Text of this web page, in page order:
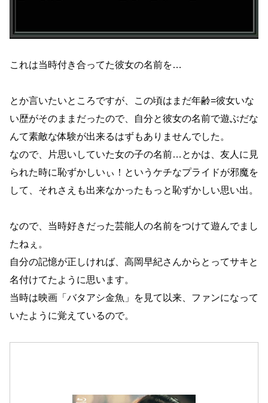
これは当時付き合ってた彼女の名前を…
とか言いたいところですが、この頃はまだ年齢=彼女いな
い歴がそのままだったので、自分と彼女の名前で遊ぶだな
んて素敵な体験が出来るはずもありませんでした。
なので、片思いしていた女の子の名前…とかは、友人に見
られた時に恥ずかしいぃ！というケチなプライドが邪魔を
して、それさえも出来なかったもっと恥ずかしい思い出。
なので、当時好きだった芸能人の名前をつけて遊んでまし
たねぇ。
自分の記憶が正しければ、高岡早紀さんからとってサキと
名付けてたように思います。
当時は映画「バタアシ金魚」を見て以来、ファンになって
いたように覚えているので。